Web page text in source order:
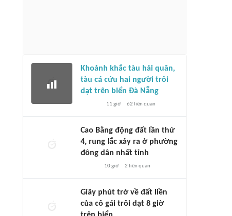
Khoảnh khắc tàu hải quân,
tàu cá cứu hai người trôi
dạt trên biển Đà Nẵng
11 giờ 62 liên quan
Cao Bằng động đất lần thứ
4, rung lắc xảy ra ở phường
đông dân nhất tỉnh
10 giờ 2 liên quan
Giây phút trở về đất liền
của cô gái trôi dạt 8 giờ